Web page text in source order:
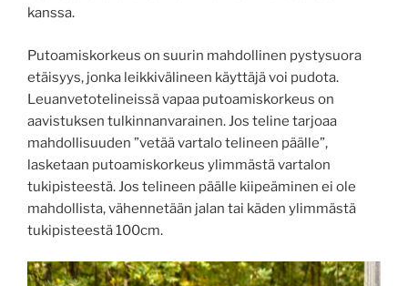
kanssa.
Putoamiskorkeus on suurin mahdollinen pystysuora
etäisyys, jonka leikkivälineen käyttäjä voi pudota.
Leuanvetotelineissä vapaa putoamiskorkeus on
aavistuksen tulkinnanvarainen. Jos teline tarjoaa
mahdollisuuden ”vetää vartalo telineen päälle”,
lasketaan putoamiskorkeus ylimmästä vartalon
tukipisteestä. Jos telineen päälle kiipeäminen ei ole
mahdollista, vähennetään jalan tai käden ylimmästä
tukipisteestä 100cm.